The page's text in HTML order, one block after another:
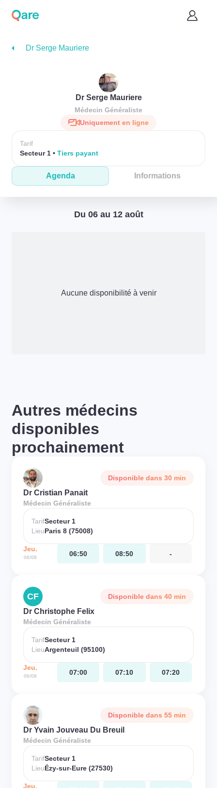
Dr Serge Mauriere
Dr Serge Mauriere
Médecin Généraliste
Uniquement en ligne
Tarif
Secteur 1
Tiers payant
Agenda Informations
Du 06 au 12 août
Aucune disponibilité à venir
Autres médecins
disponibles
prochainement
Disponible dans 30 min
Dr Cristian Panait
Médecin Généraliste
TarifSecteur 1
LieuParis 8 (75008)
Jeu.
06/08 06:50 08:50 -
CF Disponible dans 40 min
Dr Christophe Felix
Médecin Généraliste
TarifSecteur 1
LieuArgenteuil (95100)
Jeu.
06/08 07:00 07:10 07:20
Disponible dans 55 min
Dr Yvain Jouveau Du Breuil
Médecin Généraliste
TarifSecteur 1
LieuÉzy-sur-Eure (27530)
Jeu.